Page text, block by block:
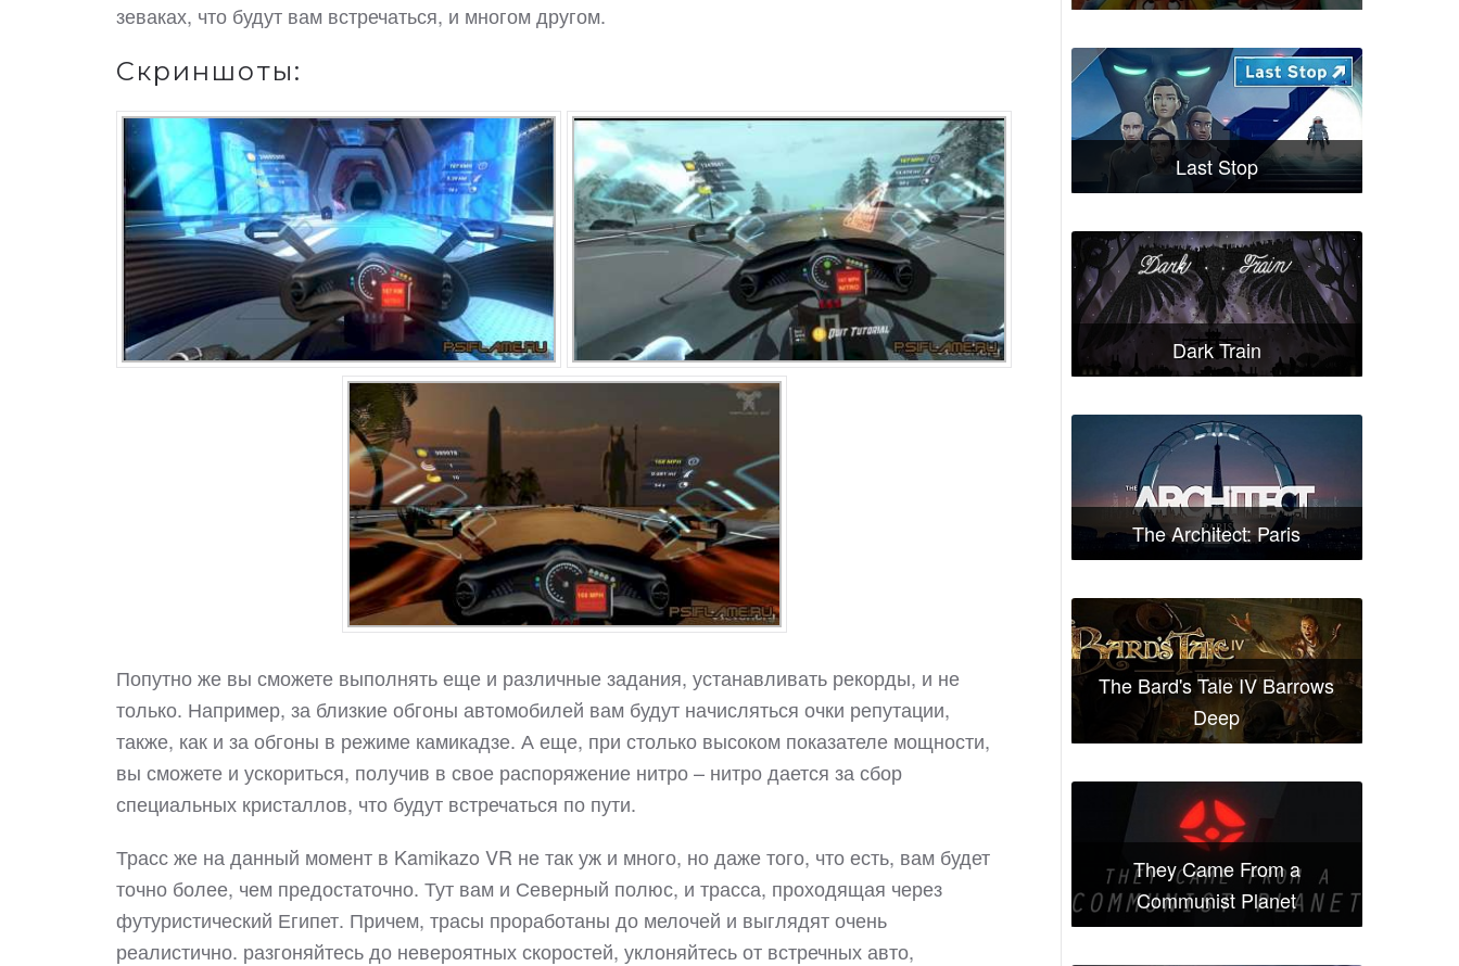
зеваках, что будут вам встречаться, и многом другом.
Скриншоты:
Попутно же вы сможете выполнять еще и различные задания, устанавливать рекорды, и не
только. Например, за близкие обгоны автомобилей вам будут начисляться очки репутации,
также, как и за обгоны в режиме камикадзе. А еще, при столько высоком показателе мощности,
вы сможете и ускориться, получив в свое распоряжение нитро – нитро дается за сбор
специальных кристаллов, что будут встречаться по пути.
Трасс же на данный момент в Kamikazo VR не так уж и много, но даже того, что есть, вам будет
точно более, чем предостаточно. Тут вам и Северный полюс, и трасса, проходящая через
футуристический Египет. Причем, трасы проработаны до мелочей и выглядят очень
реалистично. разгоняйтесь до невероятных скоростей, уклоняйтесь от встречных авто,
Last Stop
Dark Train
The Architect: Paris
The Bard's Tale IV Barrows
Deep
They Came From a
Communist Planet